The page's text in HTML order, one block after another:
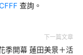
查詢。
下一篇文章
季開幕 蓮田美景＋活